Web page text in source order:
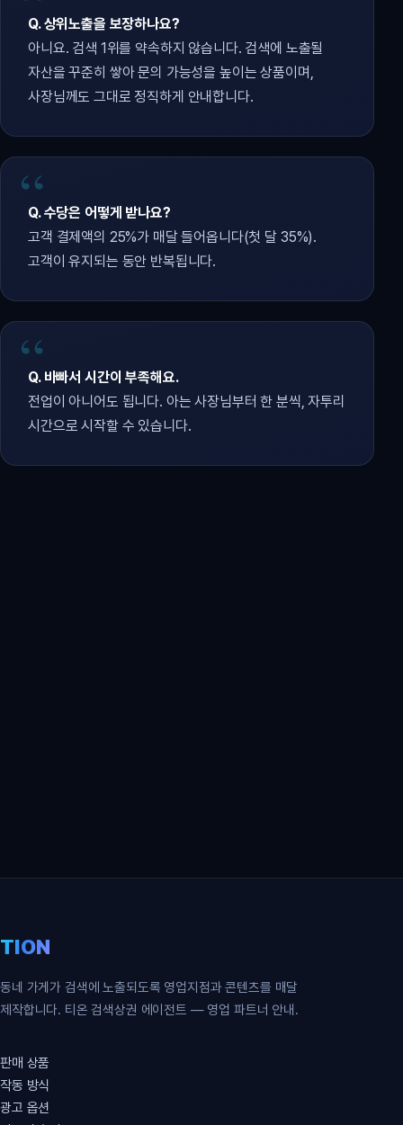
Q. 상위노출을 보장하나요?
아니요. 검색 1위를 약속하지 않습니다. 검색에 노출될
자산을 꾸준히 쌓아 문의 가능성을 높이는 상품이며,
사장님께도 그대로 정직하게 안내합니다.
Q. 수당은 어떻게 받나요?
고객 결제액의 25%가 매달 들어옵니다(첫 달 35%).
고객이 유지되는 동안 반복됩니다.
Q. 바빠서 시간이 부족해요.
전업이 아니어도 됩니다. 아는 사장님부터 한 분씩, 자투리
시간으로 시작할 수 있습니다.
TION
동네 가게가 검색에 노출되도록 영업지점과 콘텐츠를 매달
제작합니다. 티온 검색상권 에이전트 — 영업 파트너 안내.
판매 상품
작동 방식
광고 옵션